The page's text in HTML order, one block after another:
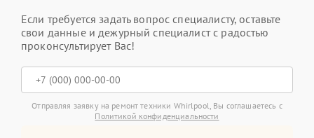
Если требуется задать вопрос специалисту, оставьте
свои данные и дежурный специалист с радостью
проконсультирует Вас!
Отправляя заявку на ремонт техники Whirlpool, Вы соглашаетесь с
Политикой конфиденциальности